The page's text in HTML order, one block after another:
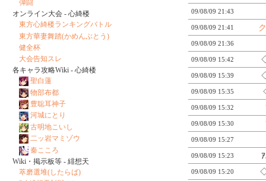
09/08/09 21:43
09/08/09 21:41
09/08/09 21:36
09/08/09 15:42
09/08/09 15:39
09/08/09 15:35
09/08/09 15:32
09/08/09 15:30
09/08/09 15:27
09/08/09 15:23
09/08/09 15:20
弾闘
オンライン大会 - 心綺楼
東方心綺楼ランキングバトル
東方華妻舞踏(かめんぶとう)
健全杯
大会告知スレ
各キャラ攻略Wiki - 心綺楼
聖白蓮
物部布都
豊聡耳神子
河城にとり
古明地こいし
二ッ岩マミゾウ
秦こころ
Wiki・掲示板等 - 緋想天
萃磨選堆(したらば)